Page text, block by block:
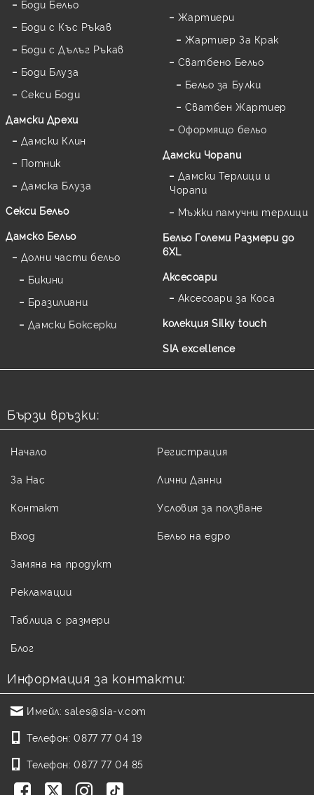
Боди Бельо
Боди с Къс Ръкав
Боди с Дълъг Ръкав
Боди Блуза
Секси Боди
Дамски Дрехи
Дамски Клин
Потник
Дамска Блуза
Секси Бельо
Дамско Бельо
Долни части бельо
Бикини
Бразилиани
Дамски Боксерки
Жартиери
Жартиер За Крак
Сватбено Бельо
Бельо за Булки
Сватбен Жартиер
Оформящо бельо
Дамски Чорапи
Дамски Терлици и
Чорапи
Мъжки памучни терлици
Бельо Големи Размери до
6XL
Аксесоари
Аксесоари за Коса
колекция Silky touch
SIA excellence
Бързи връзки:
Начало
За Нас
Контакт
Вход
Регистрация
Лични Данни
Условия за ползване
Бельо на едро
Замяна на продукт
Рекламации
Таблица с размери
Блог
Информация за контакти:
Имейл: sales@sia-v.com
Телефон: 0877 77 04 19
Телефон: 0877 77 04 85